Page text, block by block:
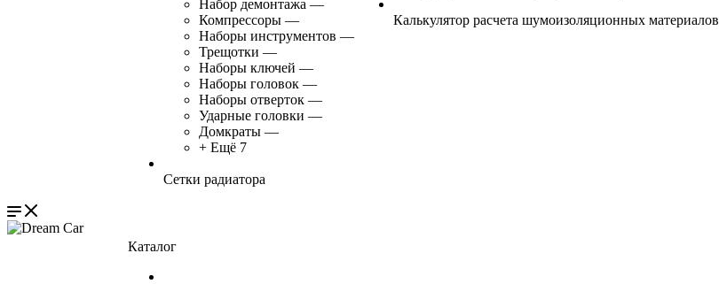
Набор демонтажа —
Компрессоры —
Наборы инструментов —
Трещотки —
Наборы ключей —
Наборы головок —
Наборы отверток —
Ударные головки —
Домкраты —
+ Ещё 7
Сетки радиатора
Калькулятор расчета шумоизоляционных материалов
Каталог